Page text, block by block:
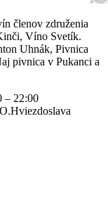
členov združenia
Víno Svetík.
Uhnák, Pivnica
pivnica v Pukanci a
– 22:00